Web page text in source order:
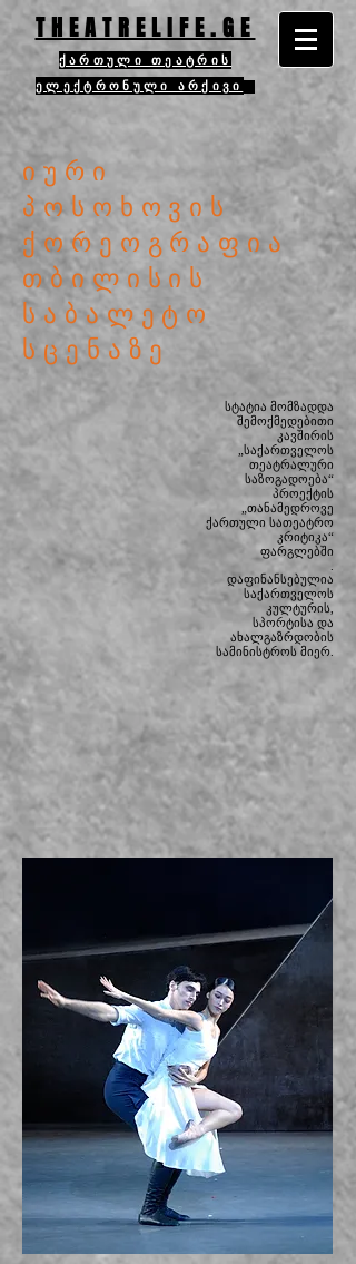
THEATRELIFE.GE
ქართული თეატრის
ელექტრონული არქივი
იური
პოსოხოვის
ქორეოგრაფია
თბილისის
საბალეტო
სცენაზე
სტატია მომზადდა
შემოქმედებითი
კავშირის
„საქართველოს
თეატრალური
საზოგადოება“
პროექტის
„თანამედროვე
ქართული სათეატრო
კრიტიკა“
ფარგლებში
დაფინანსებულია
საქართველოს
კულტურის,
სპორტისა და
ახალგაზრდობის
სამინისტროს მიერ.